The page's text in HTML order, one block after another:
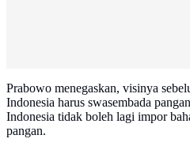
Prabowo menegaskan, visinya
Indonesia harus swasembada
Indonesia tidak boleh lagi impor
pangan.